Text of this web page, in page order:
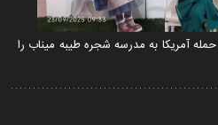
آمریکا به مدرسه شجره طیبه میناب را